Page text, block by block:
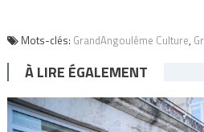
Mots-clés: GrandAngoulême Culture,
À LIRE ÉGALEMENT